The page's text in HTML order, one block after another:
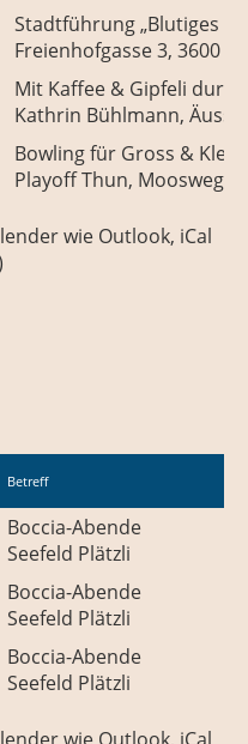
Stadtführung „Blutiges
Freienhofgasse 3, 3600
Mit Kaffee & Gipfeli
Kathrin Bühlmann,
Bowling für Gross & Klein
Playoff Thun, Moosweg
wie Outlook, iCal
Betreff
Boccia-Abende
Seefeld Plätzli
Boccia-Abende
Seefeld Plätzli
Boccia-Abende
Seefeld Plätzli